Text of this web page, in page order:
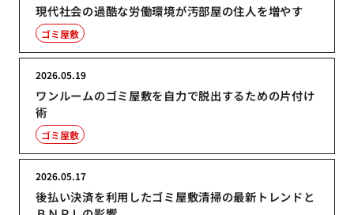
現代社会の過酷な労働環境が汚部屋の住人を増やす
ゴミ屋敷
ワンルームのゴミ屋敷を自力で脱出するための片付け
術
2026.05.19
ゴミ屋敷
後払い決済を利用したゴミ屋敷清掃の最新トレンドと
2026.05.17